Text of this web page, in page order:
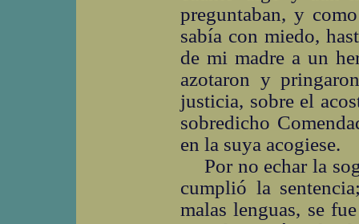
preguntaban, y
sabía con miedo,
de mi madre a un
azotaron y
justicia, sobre el
sobredicho
en la suya acogiese.
Por no echar la
cumplió la
malas lenguas, se